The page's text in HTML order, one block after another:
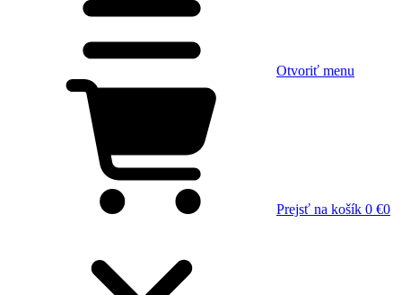
Otvoriť menu
Prejsť na košík 0 €0